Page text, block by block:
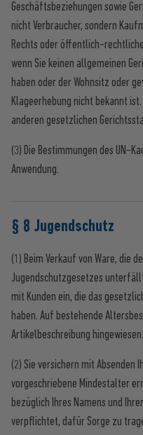
Geschäftsbeziehungen sowie
nicht Verbraucher, sondern
Rechts oder öffentlich-
wenn Sie keinen allgemeinen
haben oder der Wohnsitz oder
Klageerhebung nicht bekannt
anderen gesetzlichen
(3) Die Bestimmungen des UN-
Anwendung.
§ 8 Jugendschutz
(1) Beim Verkauf von Ware, die
Jugendschutzgesetzes
mit Kunden ein, die das
haben. Auf bestehende
Artikelbeschreibung hingewiesen.
(2) Sie versichern mit Absenden
vorgeschriebene Mindestalter
bezüglich Ihres Namens und
verpflichtet, dafür Sorge zu